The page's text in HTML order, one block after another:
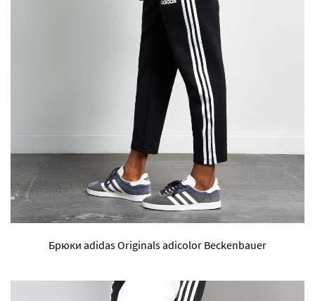
Брюки adidas Originals adicolor Beckenbauer